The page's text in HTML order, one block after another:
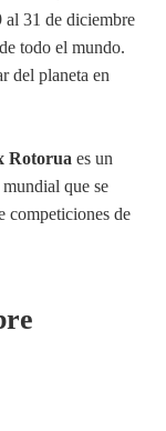
al 31 de diciembre
todo el mundo.
del planeta en
Rotorua es un
que se
competiciones de